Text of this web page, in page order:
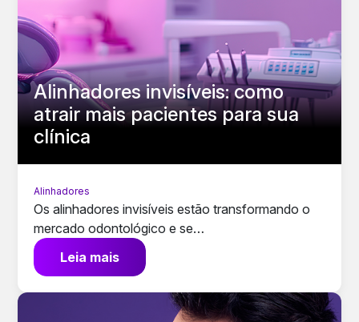
Alinhadores invisíveis: como
atrair mais pacientes para sua
clínica
Alinhadores
Os alinhadores invisíveis estão transformando o
mercado odontológico e se…
Leia mais